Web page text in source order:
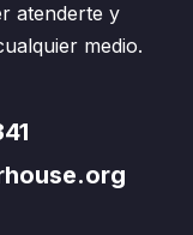
atenderte y
medio.